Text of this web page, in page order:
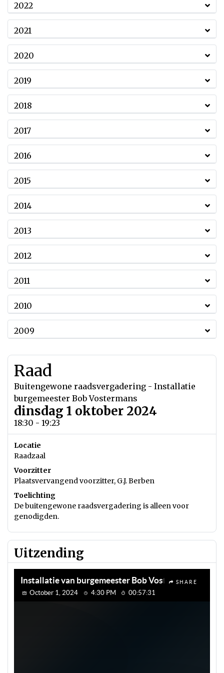
2022
2021
2020
2019
2018
2017
2016
2015
2014
2013
2012
2011
2010
2009
Raad
Buitengewone raadsvergadering - Installatie
burgemeester Bob Vostermans
dinsdag 1 oktober 2024
18:30 - 19:23
Locatie
Raadzaal
Voorzitter
Plaatsvervangend voorzitter, G.J. Berben
Toelichting
De buitengewone raadsvergadering is alleen voor
genodigden.
Uitzending